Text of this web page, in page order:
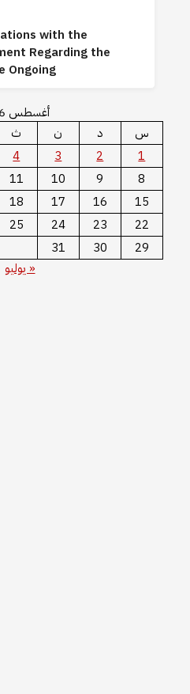
with the
Regarding the
Ongoing
أغسطس 2026
س
د ن ث
1
2
3
4
8
9
10
11
15
16
17
18
22
23
24
25
29
30
31
« يوليو